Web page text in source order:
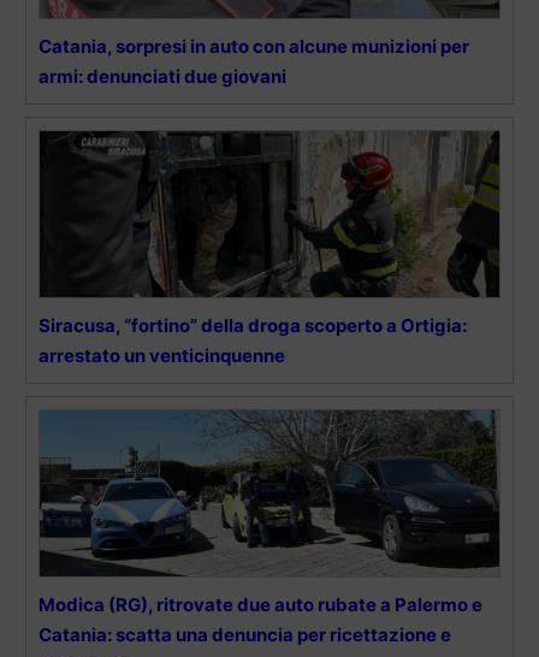
Catania, sorpresi in auto con alcune munizioni per
armi: denunciati due giovani
Siracusa, “fortino” della droga scoperto a Ortigia:
arrestato un venticinquenne
Modica (RG), ritrovate due auto rubate a Palermo e
Catania: scatta una denuncia per ricettazione e